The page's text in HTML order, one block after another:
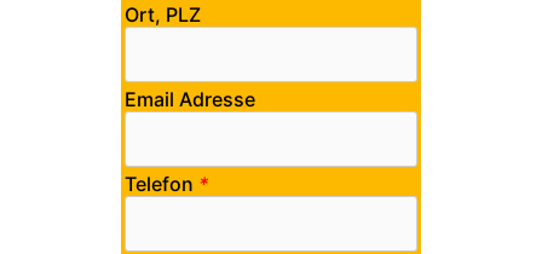
Ort, PLZ
Email Adresse
Telefon *